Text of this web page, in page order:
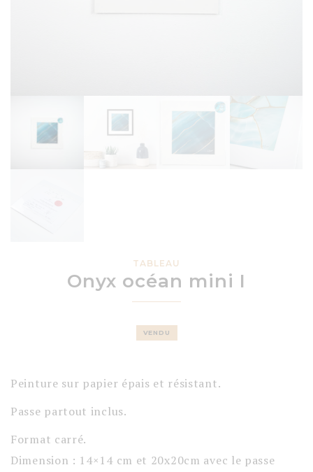
TABLEAU
Onyx océan mini I
VENDU
Peinture sur papier épais et résistant.
Passe partout inclus.
Format carré.
Dimension : 14×14 cm et 20x20cm avec le passe